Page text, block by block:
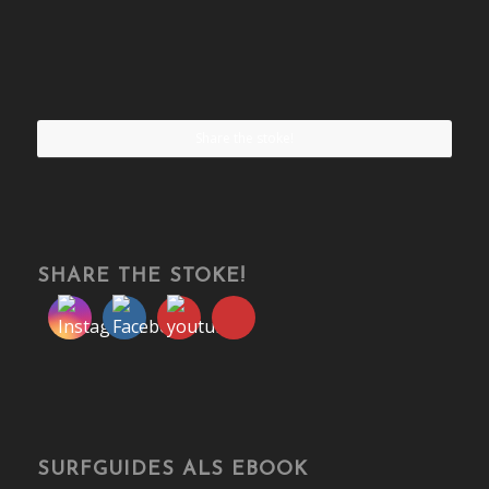
SHARE THE STOKE!
SURFGUIDES ALS EBOOK